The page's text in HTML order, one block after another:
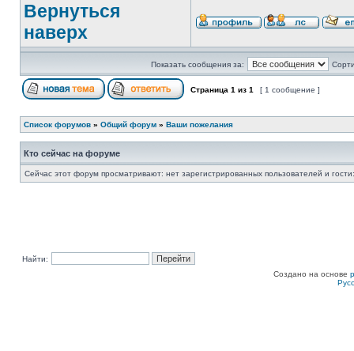
Вернуться
наверх
Показать сообщения за:
Страница 1 из 1 [ 1 сообщение ]
Список форумов » Общий форум » Ваши пожелания
Кто сейчас на форуме
Сейчас этот форум просматривают: нет зарегистрированных пользователей и
Найти:
Создано на основе